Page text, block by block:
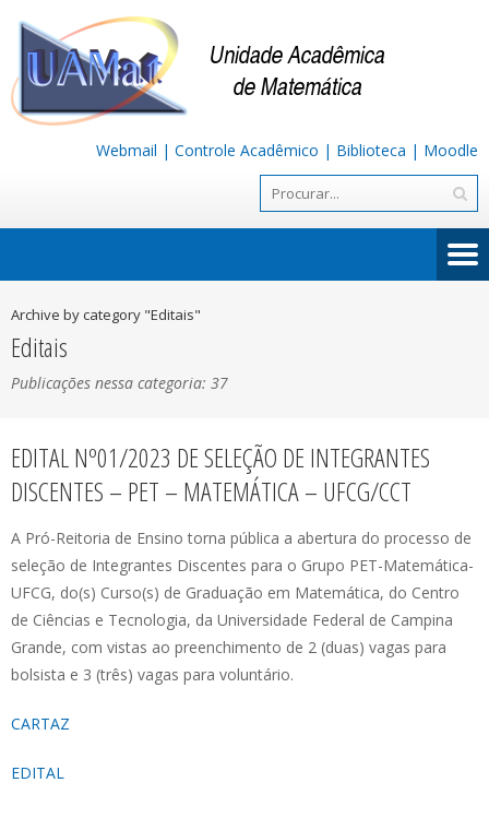
Webmail | Controle Acadêmico | Biblioteca | Moodle
Archive by category "Editais"
Editais
Publicações nessa categoria: 37
EDITAL Nº01/2023 DE SELEÇÃO DE INTEGRANTES
DISCENTES – PET – MATEMÁTICA – UFCG/CCT
A Pró-Reitoria de Ensino torna pública a abertura do processo de
seleção de Integrantes Discentes para o Grupo PET-Matemática-
UFCG, do(s) Curso(s) de Graduação em Matemática, do Centro
de Ciências e Tecnologia, da Universidade Federal de Campina
Grande, com vistas ao preenchimento de 2 (duas) vagas para
bolsista e 3 (três) vagas para voluntário.
CARTAZ
EDITAL